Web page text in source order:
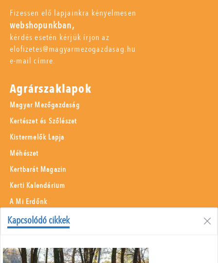
Kapcsolódó cikkek
Fizessen elő lapjainkra kényelmesen
webshopunkban,
kérdés esetén kérjük írjon az
elofizetes@magyarmezogazdasag.hu
e-mail címre.
Agrárszaklapok
Magyar Mezőgazdaság
Kertészet és Szőlészet
Kistermelők Lapja
Méhészet
Kertbarát Magazin
Kerti Kalendárium
A Mi Erdőnk
Borászati Füzetek